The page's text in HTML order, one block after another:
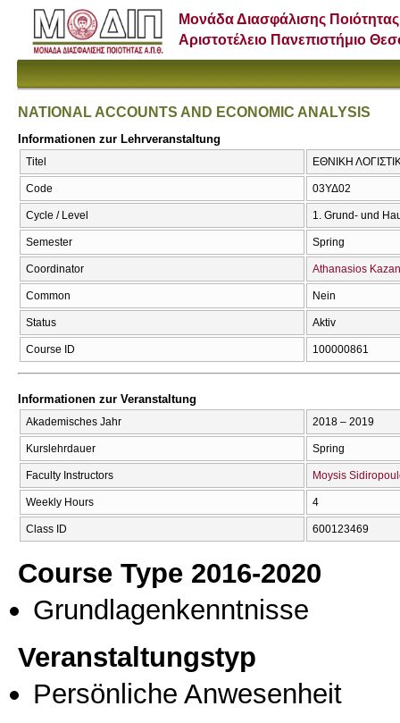
Μονάδα Διασφάλισης Ποιότητας
Αριστοτέλειο Πανεπιστήμιο
NATIONAL ACCOUNTS AND ECONOMIC ANALYSIS
Informationen zur Lehrveranstaltung
Titel ΕΘΝΙΚΗ
Code 03ΥΔ02
Cycle / Level 1. Grund- und
Semester Spring
Coordinator Athanasios
Common Nein
Status Aktiv
Course ID 100000861
Informationen zur Veranstaltung
Akademisches Jahr 2018 – 2019
Kurslehrdauer Spring
Faculty Instructors Moysis
Weekly Hours 4
Class ID 600123469
Course Type 2016-2020
Grundlagenkenntnisse
Veranstaltungstyp
Persönliche Anwesenheit